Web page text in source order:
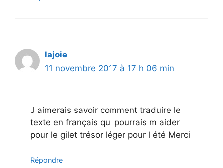
lajoie
11 novembre 2017 à 17 h 06 min
J aimerais savoir comment traduire le
texte en français qui pourrais m aider
pour le gilet trésor léger pour l été Merci
Répondre